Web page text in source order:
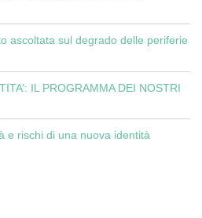
ascoltata sul degrado delle periferie
IL PROGRAMMA DEI NOSTRI
e rischi di una nuova identità